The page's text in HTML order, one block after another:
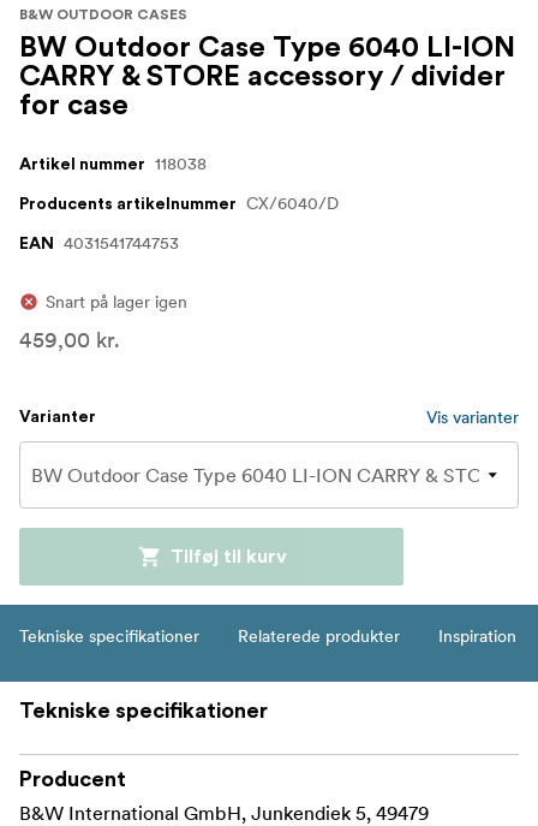
B&W OUTDOOR CASES
BW Outdoor Case Type 6040 LI-ION
CARRY & STORE accessory / divider
for case
Artikel nummer 118038
Producents artikelnummer CX/6040/D
EAN 4031541744753
Snart på lager igen
459,00 kr.
Varianter Vis varianter
Tilføj til kurv
Tekniske specifikationer Relaterede produkter Inspiration
Tekniske specifikationer
Producent
B&W International GmbH, Junkendiek 5, 49479